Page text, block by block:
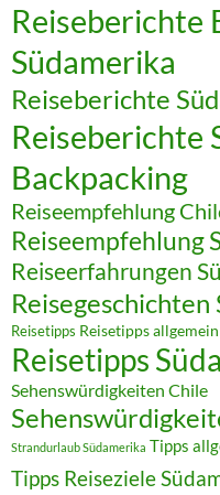
Reiseberichte
Südamerika
Reiseberichte
Reiseberichte
Backpacking
Reiseempfehlung
Reiseempfehlung
Reiseerfahrungen
Reisegeschichten
Reisetipps Reisetipps allgemein
Reisetipps
Sehenswürdigkeiten Chile
Strandurlaub Südamerika Tipps
Tipps Reiseziele